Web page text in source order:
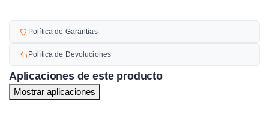
Política de Garantías
Política de Devoluciones
Aplicaciones de este producto
Mostrar aplicaciones